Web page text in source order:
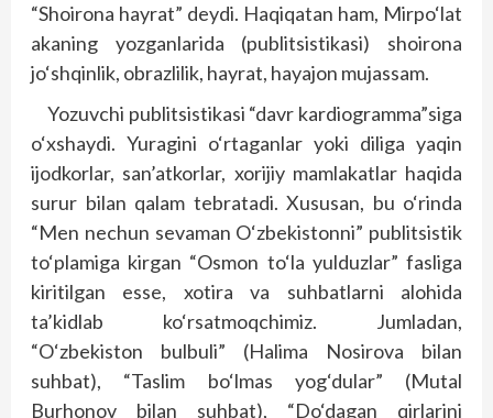
“Shoirona hayrat” deydi. Haqiqatan ham, Mirpo‘lat
akaning yozganlarida (publitsistikasi) shoirona
jo‘shqinlik, obrazlilik, hayrat, hayajon mujassam.
Yozuvchi publitsistikasi “davr kardiogramma”siga
o‘xshaydi. Yuragini o‘rtaganlar yoki diliga yaqin
ijodkorlar, san’atkorlar, xorijiy mamlakatlar haqida
surur bilan qalam tebratadi. Xususan, bu o‘rinda
“Men nechun sevaman O‘zbekistonni” publitsistik
to‘plamiga kirgan “Osmon to‘la yulduzlar” fasliga
kiritilgan esse, xotira va suhbatlarni alohida
ta’kidlab ko‘rsatmoqchimiz. Jumladan,
“O‘zbekiston bulbuli” (Halima Nosirova bilan
suhbat), “Taslim bo‘lmas yog‘dular” (Mutal
Burhonov bilan suhbat), “Do‘dagan qirlarini